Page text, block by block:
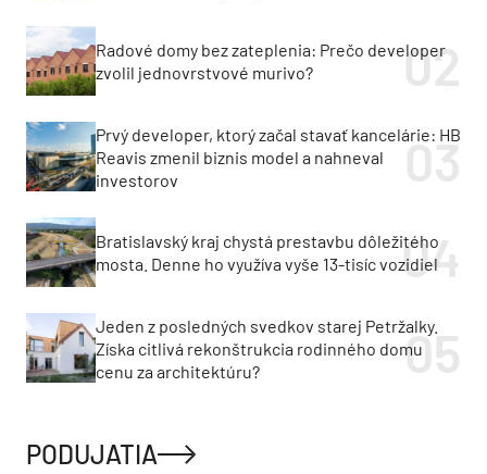
Radové domy bez zateplenia: Prečo developer
zvolil jednovrstvové murivo?
Prvý developer, ktorý začal stavať kancelárie: HB
Reavis zmenil biznis model a nahneval
investorov
Bratislavský kraj chystá prestavbu dôležitého
mosta. Denne ho využíva vyše 13-tisíc vozidiel
Jeden z posledných svedkov starej Petržalky.
Získa citlivá rekonštrukcia rodinného domu
cenu za architektúru?
PODUJATIA